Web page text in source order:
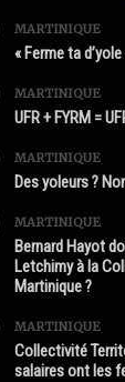
MARTINIQUE
« Ferme ta d’yole
MARTINIQUE
UFR + FYRM =
MARTINIQUE
Des yoleurs ?
MARTINIQUE
Bernard Hayot
Letchimy à la
Martinique ?
MARTINIQUE
Collectivité
salaires ont les